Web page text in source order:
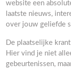
website een
laatste nieuws,
over jouw geliefde
De plaatselijke
Hier vind je niet
gebeurtenissen,